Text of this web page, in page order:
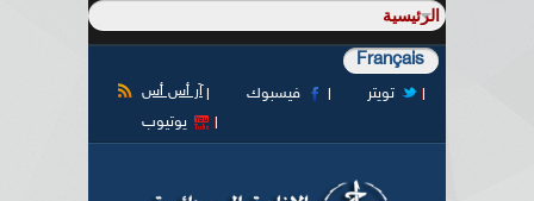
Français
آر أس أس فيسبوك
تويتر
يوتيوب